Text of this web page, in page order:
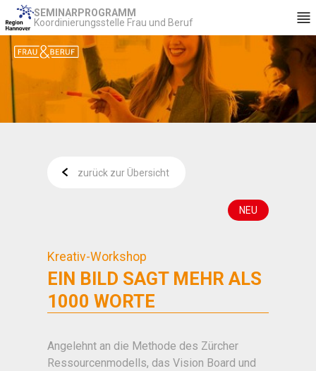
SEMINARPROGRAMM
Koordinierungsstelle Frau und Beruf
zurück zur Übersicht
NEU
Kreativ-Workshop
EIN BILD SAGT MEHR ALS
1000 WORTE
Angelehnt an die Methode des Zürcher
Ressourcenmodells, das Vision Board und